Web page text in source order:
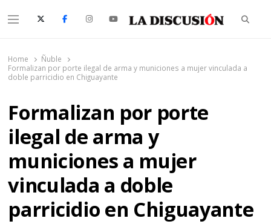
Menu
Home
Ñuble
Formalizan por porte ilegal de arma y municiones a mujer vinculada a
doble parricidio en Chiguayante
Formalizan por porte
ilegal de arma y
municiones a mujer
vinculada a doble
parricidio en Chiguayante